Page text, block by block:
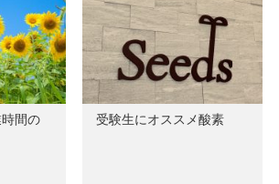
間の
受験生にオススメ酸素